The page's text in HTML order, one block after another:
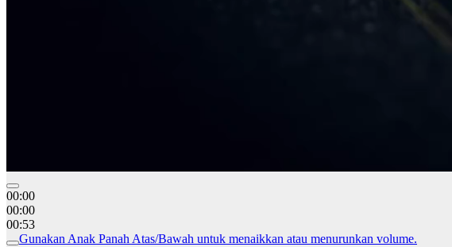
00:00
00:00
00:53
Gunakan Anak Panah Atas/Bawah untuk menaikkan atau menurunkan volume.